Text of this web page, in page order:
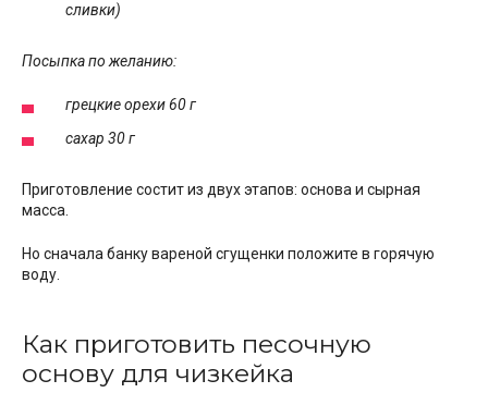
сливки)
Посыпка по желанию:
грецкие орехи 60 г
сахар 30 г
Приготовление состит из двух этапов: основа и сырная
масса.
Но сначала банку вареной сгущенки положите в горячую
воду.
Как приготовить песочную
основу для чизкейка